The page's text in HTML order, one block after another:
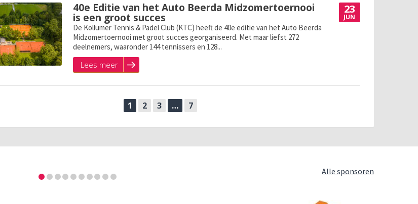
40e Editie van het Auto Beerda Midzomertoernooi
is een groot succes
De Kollumer Tennis & Padel Club (KTC) heeft de 40e editie van het Auto Beerda
Midzomertoernooi met groot succes georganiseerd. Met maar liefst 272
deelnemers, waaronder 144 tennissers en 128...
Lees meer
23
JUN
1 2 3 … 7
Alle sponsoren